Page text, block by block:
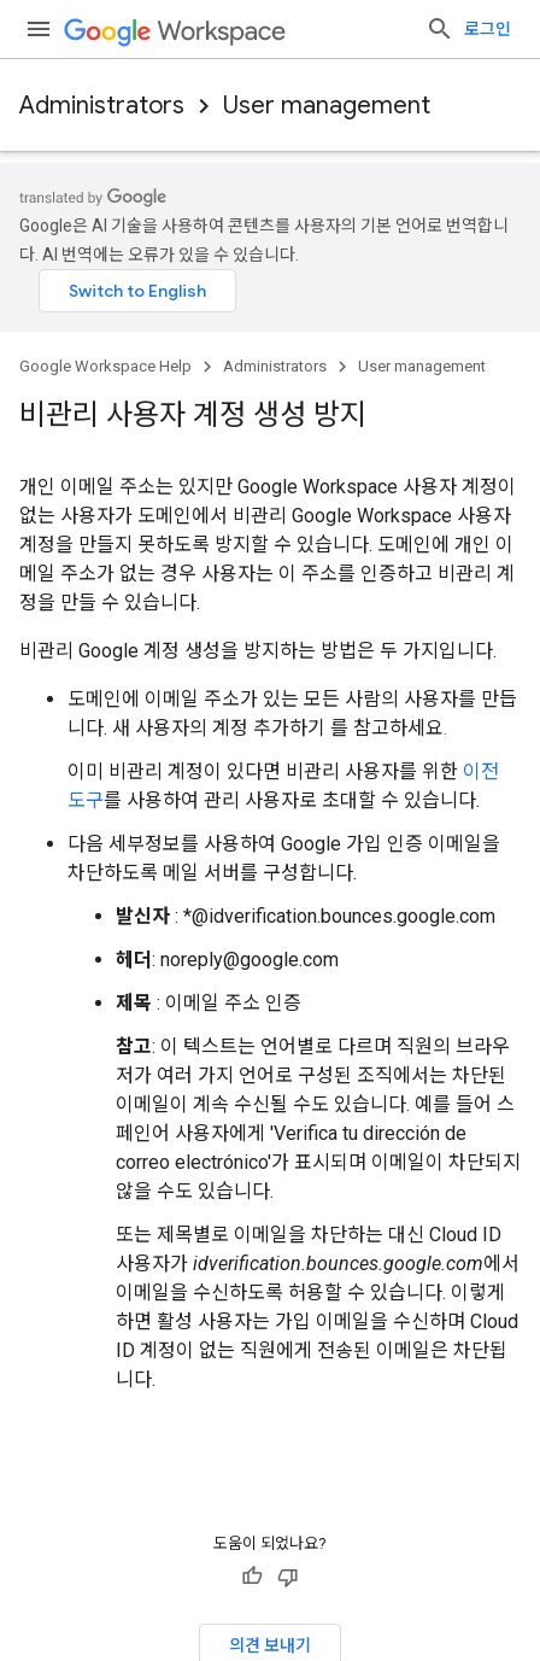
로그인
Administrators User management
Google은 AI 기술을 사용하여 콘텐츠를 사용자의 기본 언어로 번역합니
다. AI 번역에는 오류가 있을 수 있습니다.
Google Workspace Help Administrators User management
비관리 사용자 계정 생성 방지
개인 이메일 주소는 있지만 Google Workspace 사용자 계정이
없는 사용자가 도메인에서 비관리 Google Workspace 사용자
계정을 만들지 못하도록 방지할 수 있습니다. 도메인에 개인 이
메일 주소가 없는 경우 사용자는 이 주소를 인증하고 비관리 계
정을 만들 수 있습니다.
비관리 Google 계정 생성을 방지하는 방법은 두 가지입니다.
도메인에 이메일 주소가 있는 모든 사람의 사용자를 만듭
니다. 새 사용자의 계정 추가하기 를 참고하세요.
이미 비관리 계정이 있다면 비관리 사용자를 위한 이전
도구를 사용하여 관리 사용자로 초대할 수 있습니다.
다음 세부정보를 사용하여 Google 가입 인증 이메일을
차단하도록 메일 서버를 구성합니다.
발신자 : *@idverification.bounces.google.com
헤더 : noreply@google.com
제목 : 이메일 주소 인증
참고: 이 텍스트는 언어별로 다르며 직원의 브라우
저가 여러 가지 언어로 구성된 조직에서는 차단된
이메일이 계속 수신될 수도 있습니다. 예를 들어 스
페인어 사용자에게 'Verifica tu dirección de
correo electrónico'가 표시되며 이메일이 차단되지
않을 수도 있습니다.
또는 제목별로 이메일을 차단하는 대신 Cloud ID
사용자가 idverification.bounces.google.com에서
이메일을 수신하도록 허용할 수 있습니다. 이렇게
하면 활성 사용자는 가입 이메일을 수신하며 Cloud
ID 계정이 없는 직원에게 전송된 이메일은 차단됩
니다.
도움이 되었나요?
의견 보내기